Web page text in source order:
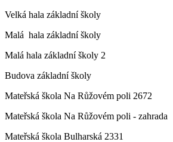
Velká hala základní školy
Malá hala základní školy
Malá hala základní školy 2
Budova základní školy
Mateřská škola Na Růžovém poli 2672
Mateřská škola Na Růžovém poli - zahrada
Mateřská škola Bulharská 2331